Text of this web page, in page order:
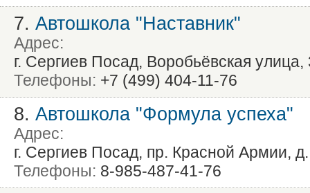
7. Автошкола "Наставник"
Адрес:
г. Сергиев Посад, Воробьёвская улица,
Телефоны: +7 (499) 404-11-76
8. Автошкола "Формула успеха"
Адрес:
г. Сергиев Посад, пр. Красной Армии,
Телефоны: 8-985-487-41-76